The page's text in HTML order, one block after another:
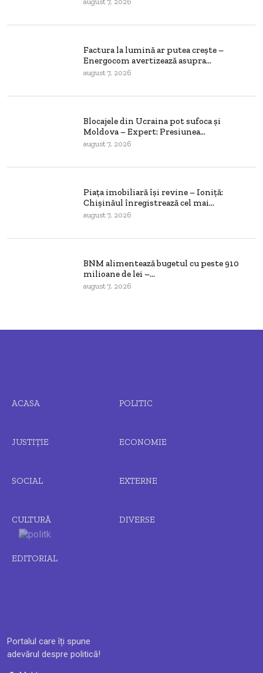
Factura la lumină ar putea crește –
Energocom avertizează asupra...
august 7, 2026
Blocajele din Ucraina pot sufoca și
Moldova – Expert: Presiunea...
august 7, 2026
Piața imobiliară își revine – Ioniță:
Chișinăul înregistrează cel mai...
august 7, 2026
BNM alimentează bugetul cu peste 910
milioane de lei –...
august 7, 2026
Portalul care îți spune
adevărul despre politică!
ACASA POLITIC
JUSTIȚIE ECONOMIE
SOCIAL EXTERNE
CULTURĂ DIVERSE
EDITORIAL